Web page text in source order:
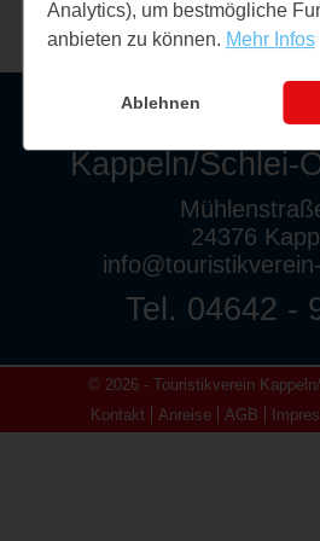
Kappeln/Schlei-
24376
Tel. 04642 -
© 2026 - Touristikverein
Kontakt
Anreise AGB
Analytics), um bestmögliche
anbieten zu können. Mehr Infos
Ablehnen